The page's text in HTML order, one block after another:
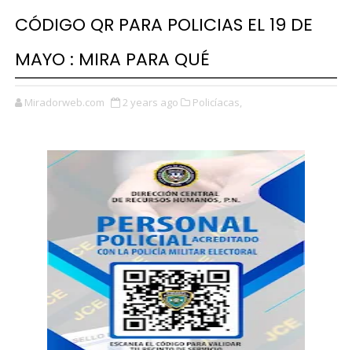
CÓDIGO QR PARA POLICIAS EL 19 DE
MAYO : MIRA PARA QUÉ
Miradorweb.com 2 years ago Policíacas,